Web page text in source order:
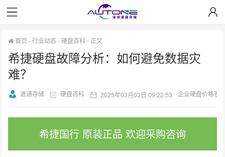
首页 -行业动态-硬盘百科- 正文
希捷硬盘故障分析：如何避免数据灾
难？
道通存储 硬盘百科 2025年03月03日 09:22:53 企业硬盘价格表
希捷国行 原装正品 欢迎采购咨询